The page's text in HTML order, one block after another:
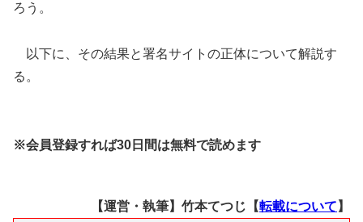
ろう。
以下に、その結果と署名サイトの正体について解説す
る。
※会員登録すれば30日間は無料で読めます
【運営・執筆】竹本てつじ【転載について 】